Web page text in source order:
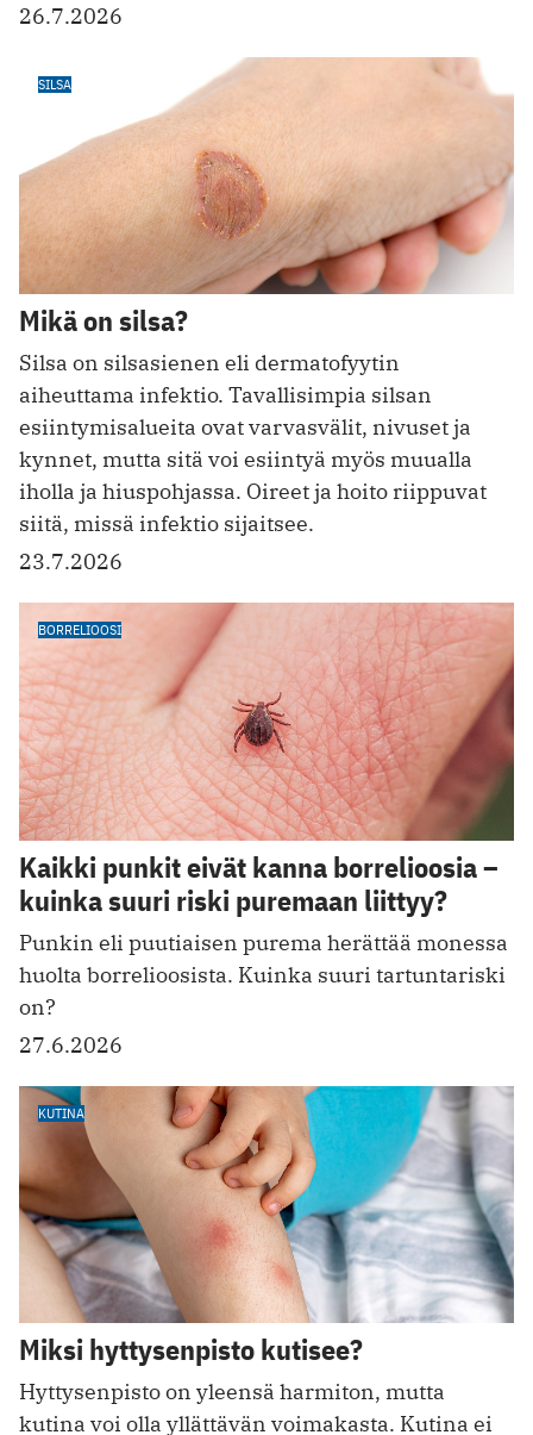
26.7.2026
SILSA
Mikä on silsa?
Silsa on silsasienen eli dermatofyytin
aiheuttama infektio. Tavallisimpia silsan
esiintymisalueita ovat varvasvälit, nivuset ja
kynnet, mutta sitä voi esiintyä myös muualla
iholla ja hiuspohjassa. Oireet ja hoito riippuvat
siitä, missä infektio sijaitsee.
23.7.2026
BORRELIOOSI
Kaikki punkit eivät kanna borrelioosia –
kuinka suuri riski puremaan liittyy?
Punkin eli puutiaisen purema herättää monessa
huolta borrelioosista. Kuinka suuri tartuntariski
on?
27.6.2026
KUTINA
Miksi hyttysenpisto kutisee?
Hyttysenpisto on yleensä harmiton, mutta
kutina voi olla yllättävän voimakasta. Kutina ei